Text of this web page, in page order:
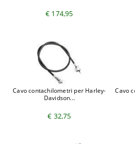
€ 174,95
Cavo contachilometri per Harley-
Davidson...
€ 32,75
Cavo